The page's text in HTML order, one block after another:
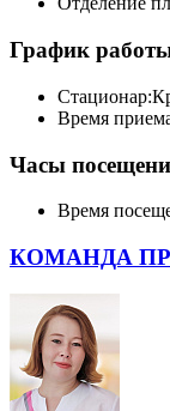
График
Стационар:
Время
Часы
Время
КОМАНДА